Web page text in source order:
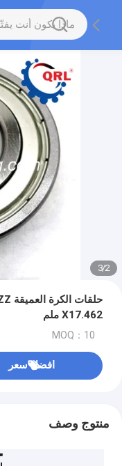
2
/
3
X17.462 ملم
MOQ：10
افضل سعر
منتوج وصف